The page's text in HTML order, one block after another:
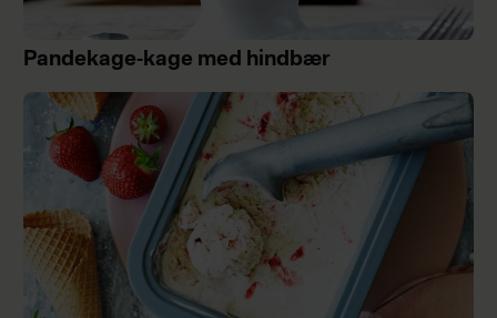
Pandekage-kage med hindbær